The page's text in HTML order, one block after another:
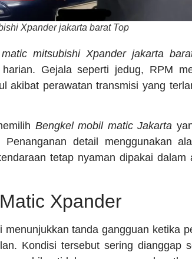
Xpander jakarta barat Top
mitsubishi Xpander jakarta
Gejala seperti jedug, RPM
akibat perawatan transmisi yang
Bengkel mobil matic Jakarta
detail menggunakan
tetap nyaman dipakai dalam
Xpander
tanda gangguan ketika
Kondisi tersebut sering dianggap